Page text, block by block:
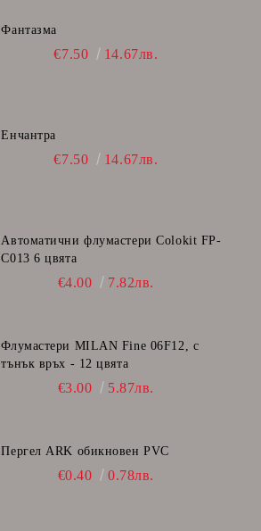
Фантазма
€7.50 14.67лв.
Енчантра
€7.50 14.67лв.
Автоматични флумастери Colokit FP-
C013 6 цвята
€4.00 7.82лв.
Флумастери MILAN Fine 06F12, с
тънък връх - 12 цвята
€3.00 5.87лв.
Пергел ARK обикновен PVC
€0.40 0.78лв.